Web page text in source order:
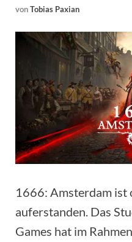
vonTobias Paxian
1666: Amsterdam ist
auferstanden. Das
Games hat im